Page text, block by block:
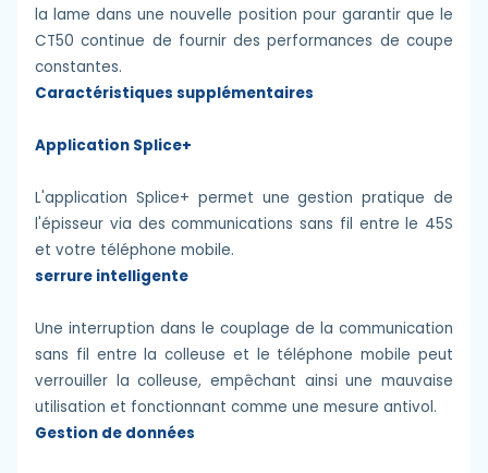
la lame dans une nouvelle position pour garantir que le
CT50 continue de fournir des performances de coupe
constantes.
Caractéristiques supplémentaires
Application Splice+
L'application Splice+ permet une gestion pratique de
l'épisseur via des communications sans fil entre le 45S
et votre téléphone mobile.
serrure intelligente
Une interruption dans le couplage de la communication
sans fil entre la colleuse et le téléphone mobile peut
verrouiller la colleuse, empêchant ainsi une mauvaise
utilisation et fonctionnant comme une mesure antivol.
Gestion de données